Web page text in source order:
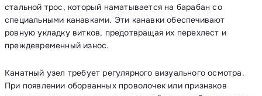
стальной трос, который наматывается на барабан со
специальными канавками. Эти канавки обеспечивают
ровную укладку витков, предотвращая их перехлест и
преждевременный износ.
Канатный узел требует регулярного визуального осмотра.
При появлении оборванных проволочек или признаков